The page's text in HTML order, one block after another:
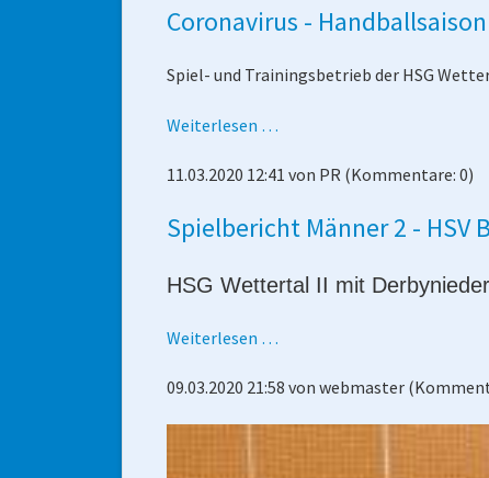
Coronavirus -
Spiel- und Trainingsbetrieb der HSG
Weiterlesen …
Handballsaison
wurde
beendet
11.03.2020 12:41 von PR (Kommentare: 0)
Spielbericht Männer 2 - HSV
HSG Wettertal II mit
Weiterlesen …
2
09.03.2020 21:58 von webmaster